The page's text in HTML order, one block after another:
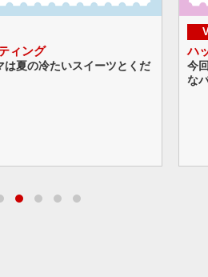
ング
の冷たいスイーツとくだ
ハッ
今回
なバ